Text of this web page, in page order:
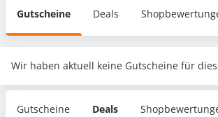
Gutscheine Deals
Wir haben aktuell keine Gutscheine für
Gutscheine Deals